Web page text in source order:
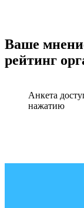
Ваше
рейтинг
Анкета
нажатию